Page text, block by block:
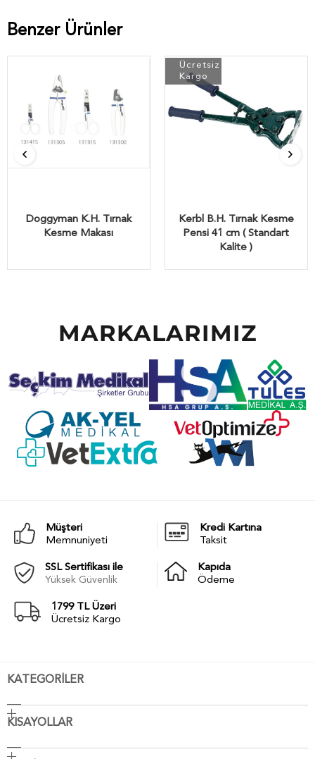
Benzer Ürünler
Doggyman K.H. Tırnak
Kesme Makası
Kerbl B.H. Tırnak Kesme
Pensi 41 cm ( Standart
Kalite )
Ücretsiz
Kargo
MARKALARIMIZ
Müşteri
Memnuniyeti
Kredi Kartına
Taksit
SSL Sertifikası ile
Yüksek Güvenlik
Kapıda
Ödeme
1799 TL Üzeri
Ücretsiz Kargo
KATEGORİLER
KISAYOLLAR